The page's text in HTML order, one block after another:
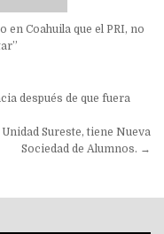
Coahuila que el PRI, no
después de que fuera
Sureste, tiene Nueva
Sociedad de Alumnos. →